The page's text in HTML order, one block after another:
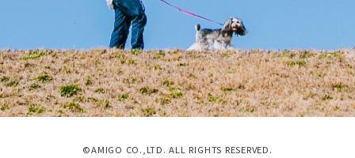
©AMIGO CO.,LTD. ALL RIGHTS RESERVED.